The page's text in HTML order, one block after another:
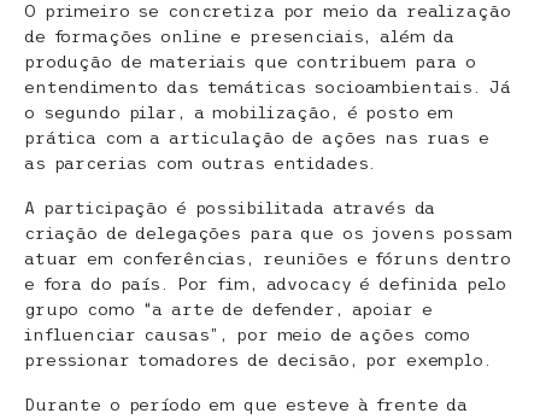
O primeiro se concretiza por meio da realização
de formações online e presenciais, além da
produção de materiais que contribuem para o
entendimento das temáticas socioambientais. Já
o segundo pilar, a mobilização, é posto em
prática com a articulação de ações nas ruas e
as parcerias com outras entidades.
A participação é possibilitada através da
criação de delegações para que os jovens possam
atuar em conferências, reuniões e fóruns dentro
e fora do país. Por fim, advocacy é definida pelo
grupo como “a arte de defender, apoiar e
influenciar causas”, por meio de ações como
pressionar tomadores de decisão, por exemplo.
Durante o período em que esteve à frente da